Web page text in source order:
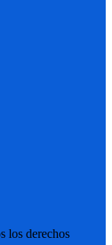
los derechos